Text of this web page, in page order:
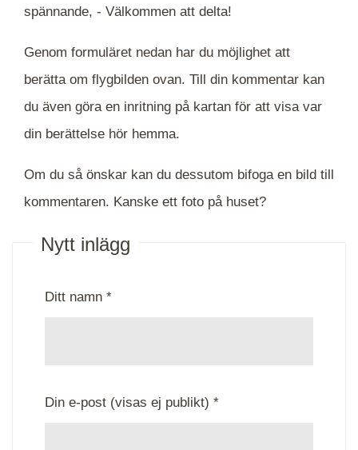
spännande, - Välkommen att delta!
Genom formuläret nedan har du möjlighet att
berätta om flygbilden ovan. Till din kommentar kan
du även göra en inritning på kartan för att visa var
din berättelse hör hemma.
Om du så önskar kan du dessutom bifoga en bild till
kommentaren. Kanske ett foto på huset?
Nytt inlägg
Ditt namn *
Din e-post (visas ej publikt) *